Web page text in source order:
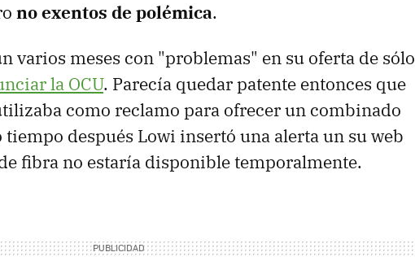
no exentos de polémica.
varios meses con "problemas" en su oferta de sólo
la OCU. Parecía quedar patente entonces que
como reclamo para ofrecer un combinado
después Lowi insertó una alerta un su web
fibra no estaría disponible temporalmente.